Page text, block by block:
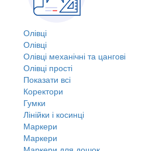
Олівці
Олівці
Олівці механічні та цангові
Олівці прості
Показати всі
Коректори
Гумки
Лінійки і косинці
Маркери
Маркери